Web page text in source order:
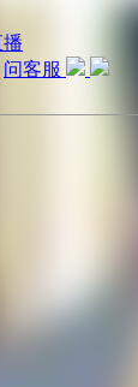
问客服